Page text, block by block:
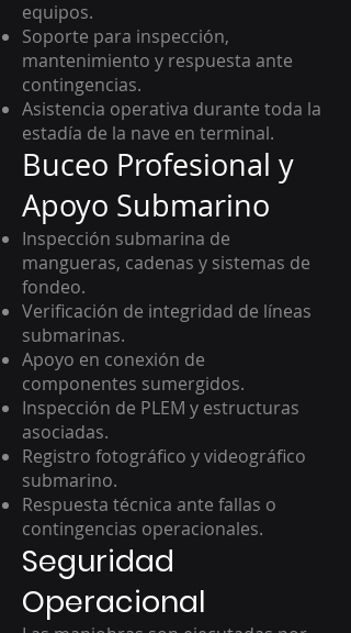
equipos.
Soporte para inspección,
mantenimiento y respuesta ante
contingencias.
Asistencia operativa durante toda la
estadía de la nave en terminal.
Buceo Profesional y
Apoyo Submarino
Inspección submarina de
mangueras, cadenas y sistemas de
fondeo.
Verificación de integridad de líneas
submarinas.
Apoyo en conexión de
componentes sumergidos.
Inspección de PLEM y estructuras
asociadas.
Registro fotográfico y videográfico
submarino.
Respuesta técnica ante fallas o
contingencias operacionales.
Seguridad
Operacional